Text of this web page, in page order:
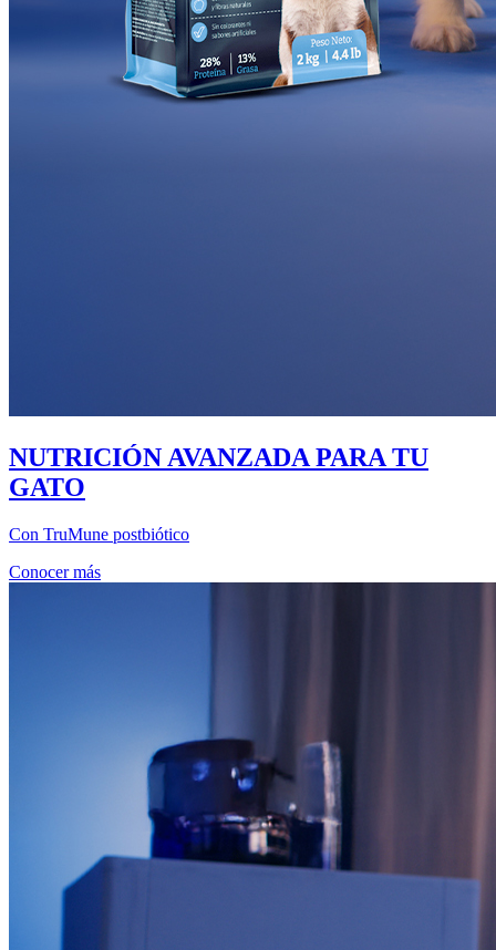
NUTRICIÓN AVANZADA PARA TU
GATO
Con TruMune postbiótico
Conocer más